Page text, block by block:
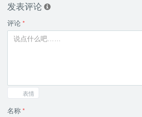
发表评论
评论 *
表情
名称 *